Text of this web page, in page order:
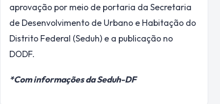
aprovação por meio de portaria da Secretaria
de Desenvolvimento de Urbano e Habitação do
Distrito Federal (Seduh) e a publicação no
DODF.
*Com informações da Seduh-DF